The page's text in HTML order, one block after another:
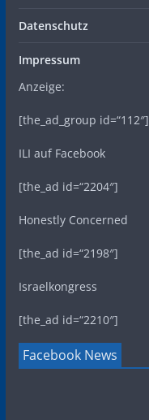
Datenschutz
Impressum
Anzeige:
[the_ad_group id=“112″]
ILI auf Facebook
[the_ad id=“2204″]
Honestly Concerned
[the_ad id=“2198″]
Israelkongress
[the_ad id=“2210″]
Facebook News